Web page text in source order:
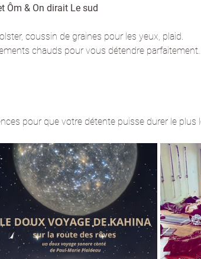
Ôm & On dirait Le sud
coussin de graines pour les yeux, plaid.
chauds pour vous détendre parfaitement.
pour que votre détente puisse durer le plus